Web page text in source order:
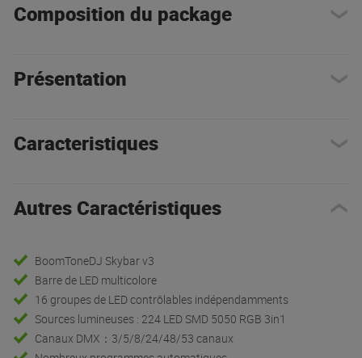
Composition du package
Présentation
Caracteristiques
Autres Caractéristiques
BoomToneDJ Skybar v3
Barre de LED multicolore
16 groupes de LED contrôlables indépendamments
Sources lumineuses : 224 LED SMD 5050 RGB 3in1
Canaux DMX：3/5/8/24/48/53 canaux